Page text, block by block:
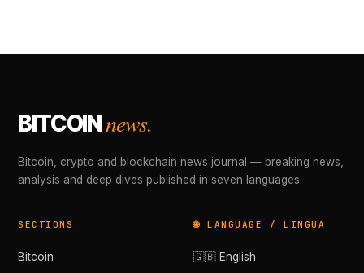
BITCOINnews.
Bitcoin, crypto and blockchain news journal — breaking news,
analysis and deep dives published in seven languages.
SECTIONS
Bitcoin
🌐 LANGUAGE / LINGUA
🇬🇧 English